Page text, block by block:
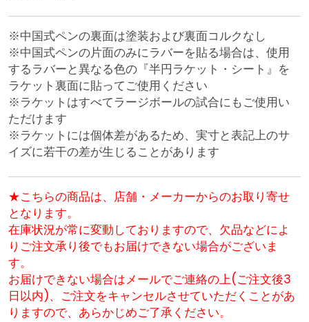
※中国式ペンの裏面は塗装および裏面コルクなし
※中国式ペンの片面のみにラバーを貼る場合は、使用
するラバーと異なる色の『半円ラケット・シート』を
ラケット裏面に貼ってご使用ください
※ラケットはすべてラージボールの試合にもご使用い
ただけます
※ラケットには個体差があるため、実寸と表記上のサ
イズに若干の差が生じることがあります
★こちらの商品は、店舗・メーカーからのお取り寄せ
となります。
在庫状況が常に変動しておりますので、欠品などによ
りご注文承り後でもお届けできない場合がございま
す。
お届けできない場合はメールでご連絡の上(ご注文後3
日以内)、ご注文をキャンセルさせていただくことがあ
りますので、あらかじめご了承ください。